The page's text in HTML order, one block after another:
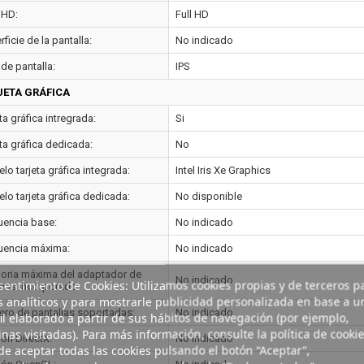
Full HD
de la pantalla: No indicado
pantalla: IPS
GRÁFICA
gráfica intregrada: Si
gráfica dedicada: No
tarjeta gráfica integrada: Intel Iris Xe Graphics
tarjeta gráfica dedicada: No disponible
base: No indicado
máxima: No indicado
máxima del adaptador de
incorporado:
No indicado
de pantallas soportadas: No indicado
DirectX: No indicado
de Cookies: Utilizamos cookies propias y de terceros
analíticos y para mostrarle publicidad personalizada en base a
elaborado a partir de sus hábitos de navegación (por ejemplo,
visitadas). Para más información, consulte la política de
aceptar todas las cookies pulsando el botón “Aceptar”,